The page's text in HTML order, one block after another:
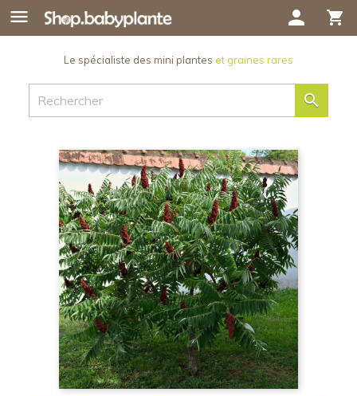
 shopping_cart
person
Le spécialiste des mini plantes et graines rares
